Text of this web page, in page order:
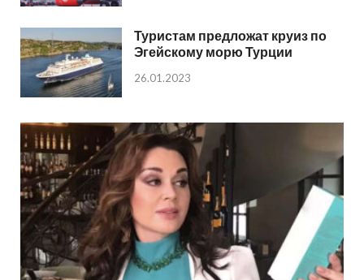
Туристам предложат круиз по
Эгейскому морю Турции
26.01.2023